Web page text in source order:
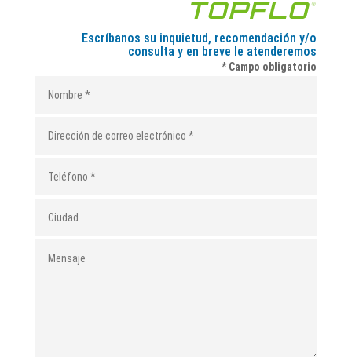
Escríbanos su inquietud, recomendación y/o
consulta y en breve le atenderemos
* Campo obligatorio